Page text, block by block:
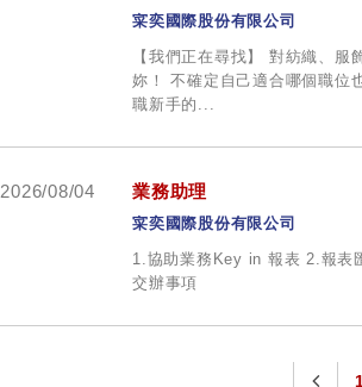
寀奕國際股份有限公司
【我們正在尋找】 對紡織、服
妳！ 不確定自己適合哪個職位
職新手的...
2026/08/04 業務助理
寀奕國際股份有限公司
1.協助業務Key in 報表 2.報表
交辦事項